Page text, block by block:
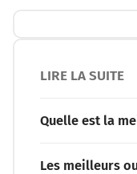
LIRE LA SUITE
Quelle est la
Les meilleurs